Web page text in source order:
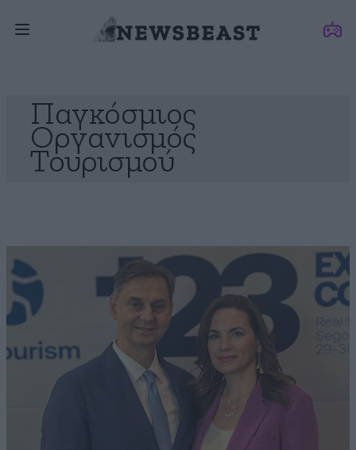
Παγκόσμιος
Οργανισμός
Τουρισμού